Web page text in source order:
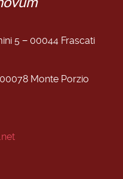
5 − 00044 Frascati
Monte Porzio